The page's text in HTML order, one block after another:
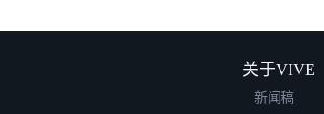
关于VIVE
新闻稿